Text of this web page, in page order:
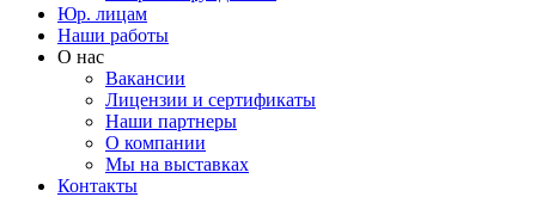
Юр. лицам
Наши работы
О нас
Вакансии
Лицензии и сертификаты
Наши партнеры
О компании
Мы на выставках
Контакты